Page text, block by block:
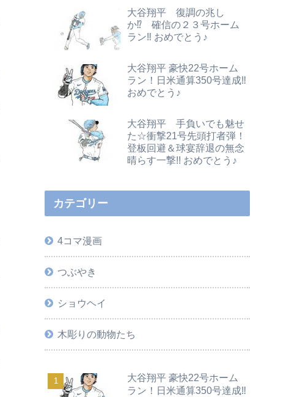
大谷翔平 復調の兆し
か⁉ 確信の２３号ホーム
ラン‼ おめでとう♪
大谷翔平 豪快22号ホーム
ラン！日米通算350号達成‼
おめでとう♪
大谷翔平 手負いでも魅せ
た☆衝撃21号先頭打者弾！
登板回避＆球宴辞退の無念
晴らす一撃!! おめでとう♪
カテゴリー
4コマ漫画
つぶやき
ショウヘイ
木彫りの動物たち
大谷翔平 豪快22号ホーム
ラン！日米通算350号達成‼